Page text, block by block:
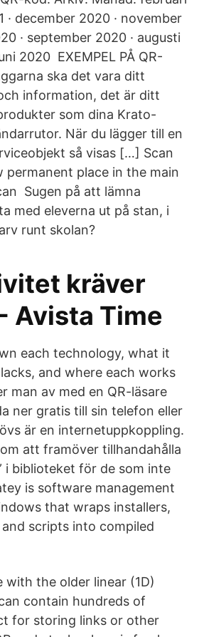
· december 2020 · november
· september 2020 · augusti
2020 EXEMPEL PÅ QR-
ska det vara ditt
information, det är ditt
som dina Krato-
När du lägger till en
så visas […] Scan
permanent place in the main
Sugen på att lämna
med eleverna ut på stan, i
runt skolan?
kräver
Avista Time
each technology, what it
and where each works
man av med en QR-läsare
ner gratis till sin telefon eller
är en internetuppkoppling.
att framöver tillhandahålla
i biblioteket för de som inte
is software management
that wraps installers,
scripts into compiled
the older linear (1D)
contain hundreds of
for storing links or other